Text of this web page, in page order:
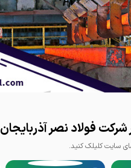
شرکت فولاد نصر آذربایجان
سایت کلیلک کنید.